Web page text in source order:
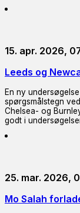
15. apr. 2026,
Leeds og
En ny
spørgsmålstegn
Chelsea- og
godt i
25. mar. 2026,
Mo Salah